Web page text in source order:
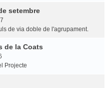
setembre
de via doble de l'agrupament.
de la Coats
Projecte